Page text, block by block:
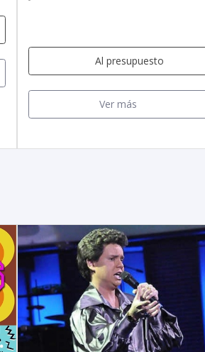
Al presupuesto
Ver más